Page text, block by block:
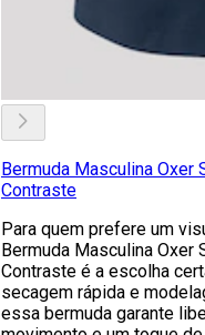
Bermuda Masculina Oxer
Contraste
Para quem prefere um
Bermuda Masculina Oxer
Contraste é a escolha
secagem rápida e
essa bermuda garante